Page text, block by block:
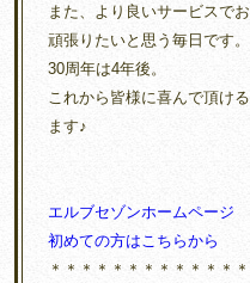
また、より良いサービスで
頑張りたいと思う毎日です。
30周年は4年後。
これから皆様に喜んで頂け
ます♪
エルブセゾンホームページ
初めての方はこちらから
＊＊＊＊＊＊＊＊＊＊＊＊